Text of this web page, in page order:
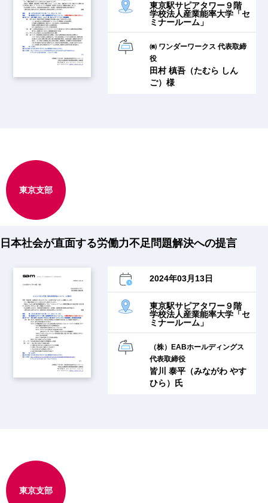
東京駅サピアタワー９階
学校法人産業能率大学「セ
ミナールーム」
㈱ ワンダーワークス 代表取締
役
田村 槙吾（たむら しん
ご）様
東京支部
日本社会が直面する労働力不足問題解決への提言
2024年03月13日
東京駅サピアタワー９階
学校法人産業能率大学「セ
ミナールーム」
（株）EABホールディングス
代表取締役
皆川 泰平（みながわ やす
ひら）氏
東京支部